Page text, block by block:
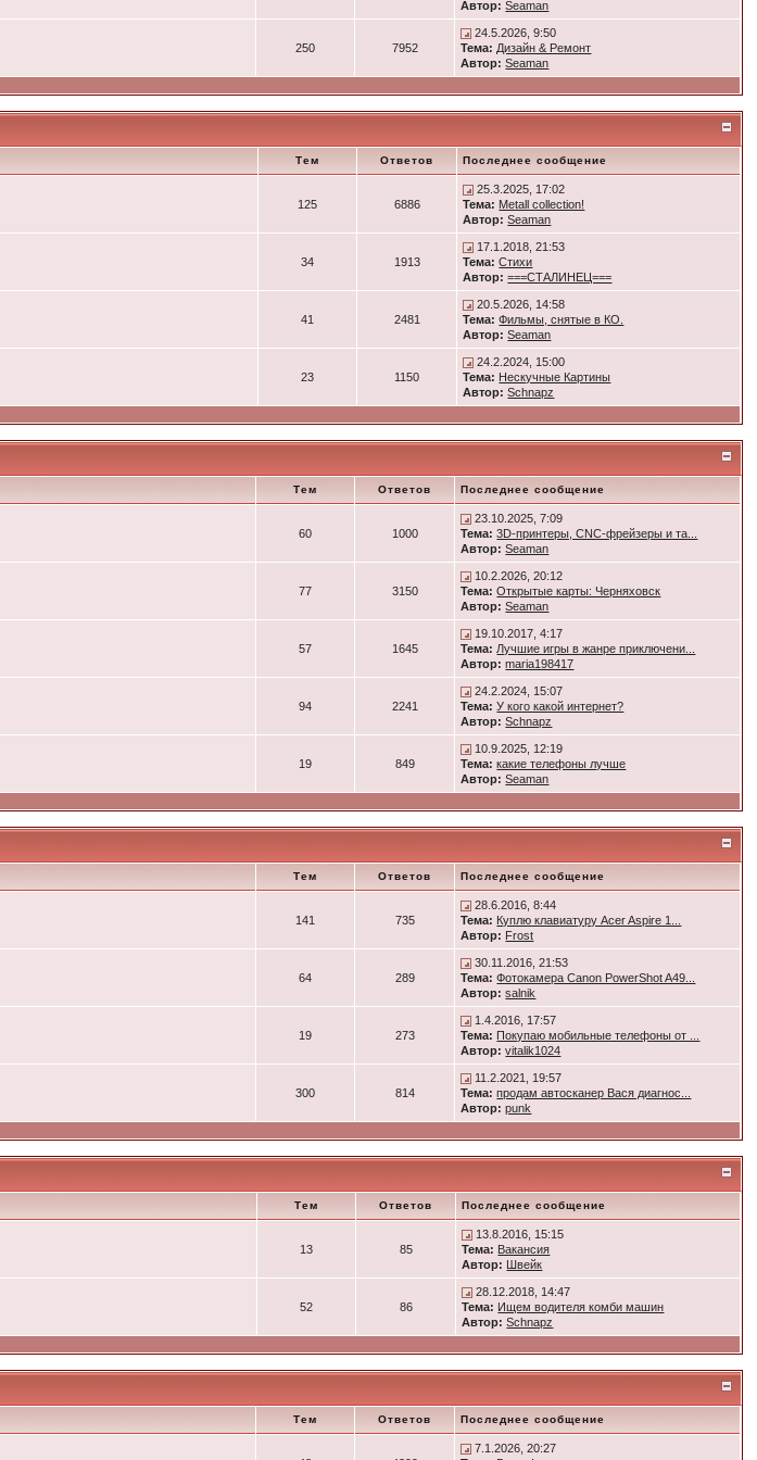
Автор: Seaman
250 7952
24.5.2026, 9:50
Тема: Дизайн & Ремонт
Автор: Seaman
Тем Ответов Последнее сообщение
125 6886
25.3.2025, 17:02
Тема: Metall collection!
Автор: Seaman
34 1913
17.1.2018, 21:53
Тема: Стихи
Автор: ===СТАЛИНЕЦ===
41 2481
20.5.2026, 14:58
Тема: Фильмы, снятые в КО.
Автор: Seaman
23 1150
24.2.2024, 15:00
Тема: Нескучные Картины
Автор: Schnapz
Тем Ответов Последнее сообщение
60 1000
23.10.2025, 7:09
Тема: 3D-принтеры, CNC-фрейзеры и та...
Автор: Seaman
77 3150
10.2.2026, 20:12
Тема: Открытые карты: Черняховск
Автор: Seaman
57 1645
19.10.2017, 4:17
Тема: Лучшие игры в жанре приключени...
Автор: maria198417
94 2241
24.2.2024, 15:07
Тема: У кого какой интернет?
Автор: Schnapz
19 849
10.9.2025, 12:19
Тема: какие телефоны лучше
Автор: Seaman
Тем Ответов Последнее сообщение
141 735
28.6.2016, 8:44
Тема: Куплю клавиатуру Acer Aspire 1...
Автор: Frost
64 289
30.11.2016, 21:53
Тема: Фотокамера Canon PowerShot A49...
Автор: salnik
19 273
1.4.2016, 17:57
Тема: Покупаю мобильные телефоны от ...
Автор: vitalik1024
300 814
11.2.2021, 19:57
Тема: продам автосканер Вася диагнос...
Автор: punk
Тем Ответов Последнее сообщение
13 85
13.8.2016, 15:15
Тема: Вакансия
Автор: Швейк
52 86
28.12.2018, 14:47
Тема: Ищем водителя комби машин
Автор: Schnapz
Тем Ответов Последнее сообщение
7.1.2026, 20:27